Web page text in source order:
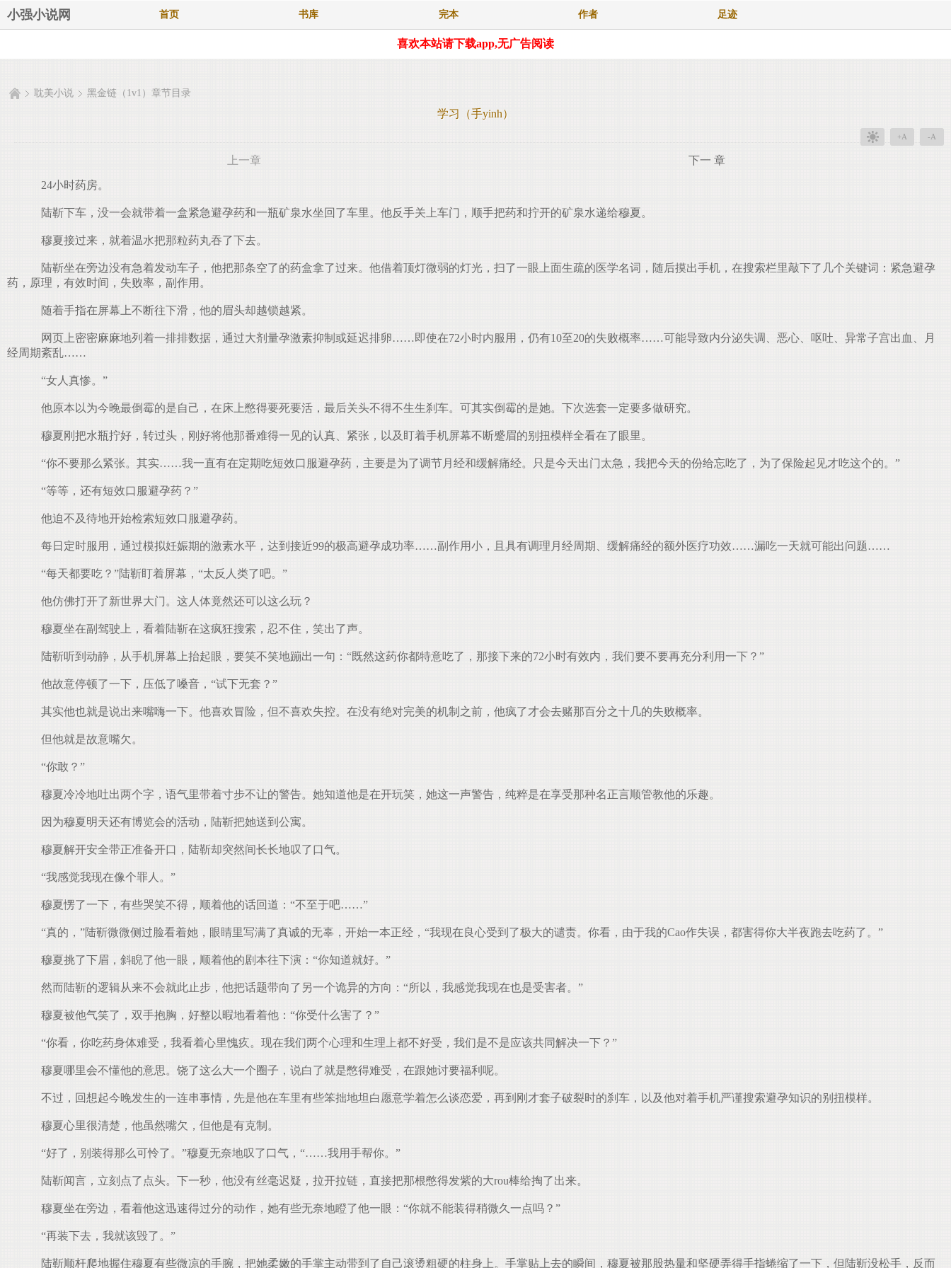
小强小说网 首页 书库 完本 作者 足迹
喜欢本站请下载app,无广告阅读
耽美小说 黑金链（1v1）章节目录
学习（手yinh）
+A -A
上一章 下一 章
24小时药房。
陆靳下车，没一会就带着一盒紧急避孕药和一瓶矿泉水坐回了车里。他反手关上车门，顺手把药和拧开的矿泉水递给穆夏。
穆夏接过来，就着温水把那粒药丸吞了下去。
陆靳坐在旁边没有急着发动车子，他把那条空了的药盒拿了过来。他借着顶灯微弱的灯光，扫了一眼上面生疏的医学名词，随后摸出手机，在搜索栏里敲下了几个关键词：紧急避孕
药，原理，有效时间，失败率，副作用。
随着手指在屏幕上不断往下滑，他的眉头却越锁越紧。
网页上密密麻麻地列着一排排数据，通过大剂量孕激素抑制或延迟排卵……即使在72小时内服用，仍有10至20的失败概率……可能导致内分泌失调、恶心、呕吐、异常子宫出血、月
经周期紊乱……
“女人真惨。”
他原本以为今晚最倒霉的是自己，在床上憋得要死要活，最后关头不得不生生刹车。可其实倒霉的是她。下次选套一定要多做研究。
穆夏刚把水瓶拧好，转过头，刚好将他那番难得一见的认真、紧张，以及盯着手机屏幕不断蹙眉的别扭模样全看在了眼里。
“你不要那么紧张。其实……我一直有在定期吃短效口服避孕药，主要是为了调节月经和缓解痛经。只是今天出门太急，我把今天的份给忘吃了，为了保险起见才吃这个的。”
“等等，还有短效口服避孕药？”
他迫不及待地开始检索短效口服避孕药。
每日定时服用，通过模拟妊娠期的激素水平，达到接近99的极高避孕成功率……副作用小，且具有调理月经周期、缓解痛经的额外医疗功效……漏吃一天就可能出问题……
“每天都要吃？”陆靳盯着屏幕，“太反人类了吧。”
他仿佛打开了新世界大门。这人体竟然还可以这么玩？
穆夏坐在副驾驶上，看着陆靳在这疯狂搜索，忍不住，笑出了声。
陆靳听到动静，从手机屏幕上抬起眼，要笑不笑地蹦出一句：“既然这药你都特意吃了，那接下来的72小时有效内，我们要不要再充分利用一下？”
他故意停顿了一下，压低了嗓音，“试下无套？”
其实他也就是说出来嘴嗨一下。他喜欢冒险，但不喜欢失控。在没有绝对完美的机制之前，他疯了才会去赌那百分之十几的失败概率。
但他就是故意嘴欠。
“你敢？”
穆夏冷冷地吐出两个字，语气里带着寸步不让的警告。她知道他是在开玩笑，她这一声警告，纯粹是在享受那种名正言顺管教他的乐趣。
因为穆夏明天还有博览会的活动，陆靳把她送到公寓。
穆夏解开安全带正准备开口，陆靳却突然间长长地叹了口气。
“我感觉我现在像个罪人。”
穆夏愣了一下，有些哭笑不得，顺着他的话回道：“不至于吧……”
“真的，”陆靳微微侧过脸看着她，眼睛里写满了真诚的无辜，开始一本正经，“我现在良心受到了极大的谴责。你看，由于我的Cao作失误，都害得你大半夜跑去吃药了。”
穆夏挑了下眉，斜睨了他一眼，顺着他的剧本往下演：“你知道就好。”
然而陆靳的逻辑从来不会就此止步，他把话题带向了另一个诡异的方向：“所以，我感觉我现在也是受害者。”
穆夏被他气笑了，双手抱胸，好整以暇地看着他：“你受什么害了？”
“你看，你吃药身体难受，我看着心里愧疚。现在我们两个心理和生理上都不好受，我们是不是应该共同解决一下？”
穆夏哪里会不懂他的意思。饶了这么大一个圈子，说白了就是憋得难受，在跟她讨要福利呢。
不过，回想起今晚发生的一连串事情，先是他在车里有些笨拙地坦白愿意学着怎么谈恋爱，再到刚才套子破裂时的刹车，以及他对着手机严谨搜索避孕知识的别扭模样。
穆夏心里很清楚，他虽然嘴欠，但他是有克制。
“好了，别装得那么可怜了。”穆夏无奈地叹了口气，“……我用手帮你。”
陆靳闻言，立刻点了点头。下一秒，他没有丝毫迟疑，拉开拉链，直接把那根憋得发紫的大rou棒给掏了出来。
穆夏坐在旁边，看着他这迅速得过分的动作，她有些无奈地瞪了他一眼：“你就不能装得稍微久一点吗？”
“再装下去，我就该毁了。”
陆靳顺杆爬地握住穆夏有些微凉的手腕，把她柔嫩的手掌主动带到了自己滚烫粗硬的柱身上。手掌贴上去的瞬间，穆夏被那股热量和坚硬弄得手指蜷缩了一下，但陆靳没松手，反而